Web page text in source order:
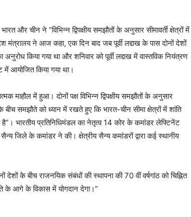
भारत और चीन ने “विभिन्न द्विपक्षीय समझौतों के अनुसार सीमावर्ती क्षेत्रों में
मंत्रालय ने आज कहा, एक दिन बाद जब पूर्वी लद्दाख के पास दोनों देशों
अनुरोध किया गया था और शनिवार को पूर्वी लद्दाख में वास्तविक नियंत्रण
में आयोजित किया गया था।
माहौल में हुआ। दोनों पक्ष विभिन्न द्विपक्षीय समझौतों के अनुसार
समझौते को ध्यान में रखते हुए कि भारत-चीन सीमा क्षेत्रों में शांति
भारतीय प्रतिनिधिमंडल का नेतृत्व 14 कोर के कमांडर लेफ्टिनेंट
जिले के कमांडर ने की। क्षेत्रीय सैन्य कमांडरों द्वारा कई स्थानीय
देशों के बीच राजनयिक संबंधों की स्थापना की 70 वीं वर्षगांठ को चिह्नित
के आगे के विकास में योगदान देगा।”